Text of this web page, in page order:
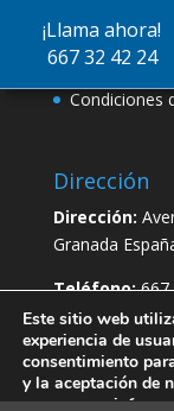
Aviso legal
Politica de
Condiciones
Dirección
Dirección:
Granada
Teléfono:667
Email :
Este sitio web
experiencia de
consentimiento
y la aceptación de
para mayor
¡Llama ahora!
667 32 42 24